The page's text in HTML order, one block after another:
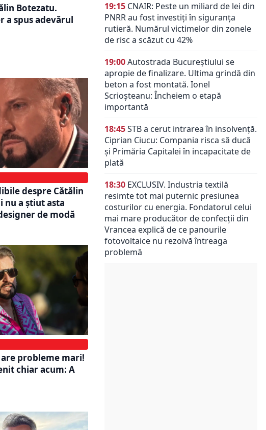
Botezatu.
a spus adevărul
despre Cătălin
nu a știut asta
de modă
probleme mari!
chiar acum: A
19:15 CNAIR: Peste un miliard de lei din
PNRR au fost investiți în siguranța
rutieră. Numărul victimelor din zonele
de risc a scăzut cu 42%
19:00Autostrada Bucureștiului se
apropie de finalizare. Ultima grindă din
beton a fost montată. Ionel
Scrioșteanu: Încheiem o etapă
importantă
18:45STB a cerut intrarea în insolvență.
Ciprian Ciucu: Compania risca să ducă
și Primăria Capitalei în incapacitate de
plată
18:30 EXCLUSIV. Industria textilă
resimte tot mai puternic presiunea
costurilor cu energia. Fondatorul celui
mai mare producător de confecții din
Vrancea explică de ce panourile
fotovoltaice nu rezolvă întreaga
problemă